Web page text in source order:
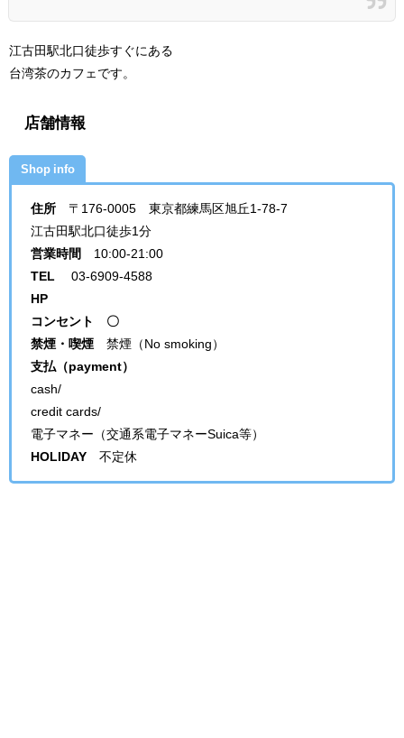
江古田駅北口徒歩すぐにある
台湾茶のカフェです。
店舗情報
Shop info
住所 〒176-0005 東京都練馬区旭丘1-78-7
江古田駅北口徒歩1分
営業時間
10:00-21:00
TEL
03-6909-4588
HP
コンセント 〇
禁煙・喫煙 禁煙（No smoking）
支払（payment）
cash/
credit cards/
電子マネー（交通系電子マネーSuica等）
HOLIDAY 不定休